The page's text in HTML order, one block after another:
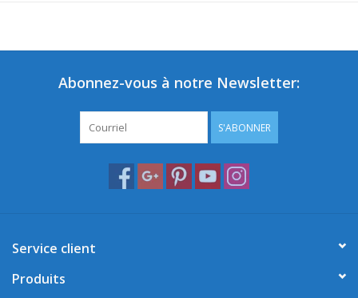
Abonnez-vous à notre Newsletter:
S'ABONNER
Service client
Produits